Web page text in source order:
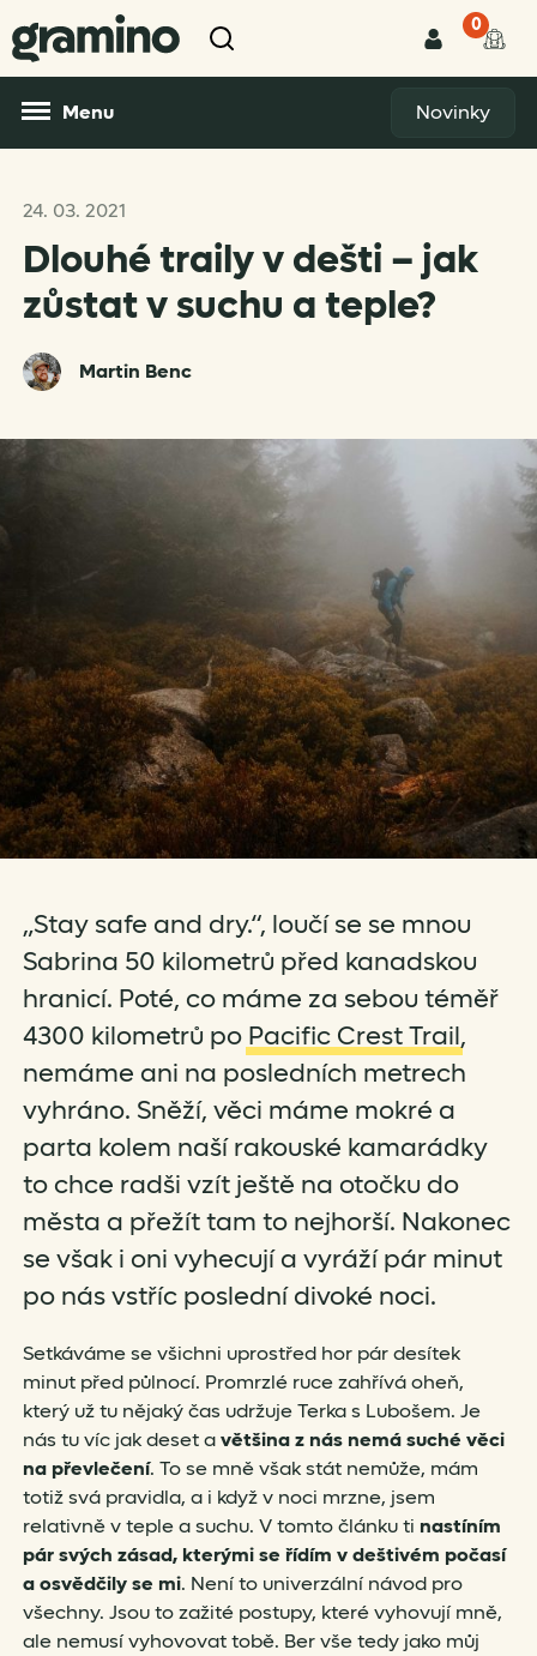
0
Menu Novinky
24. 03. 2021
Dlouhé traily v dešti – jak
zůstat v suchu a teple?
Martin Benc
„Stay safe and dry.“, loučí se se mnou
Sabrina 50 kilometrů před kanadskou
hranicí. Poté, co máme za sebou téměř
4300 kilometrů po Pacific Crest Trail,
nemáme ani na posledních metrech
vyhráno. Sněží, věci máme mokré a
parta kolem naší rakouské kamarádky
to chce radši vzít ještě na otočku do
města a přežít tam to nejhorší. Nakonec
se však i oni vyhecují a vyráží pár minut
po nás vstříc poslední divoké noci.
Setkáváme se všichni uprostřed hor pár desítek
minut před půlnocí. Promrzlé ruce zahřívá oheň,
který už tu nějaký čas udržuje Terka s Lubošem. Je
nás tu víc jak deset avětšina z nás nemá suché věci
na převlečení. To se mně však stát nemůže, mám
totiž svá pravidla, a i když v noci mrzne, jsem
relativně v teple a suchu. V tomto článku ti nastíním
pár svých zásad, kterými se řídím v deštivém počasí
a osvědčily se mi. Není to univerzální návod pro
všechny. Jsou to zažité postupy, které vyhovují mně,
ale nemusí vyhovovat tobě. Ber vše tedy jako můj